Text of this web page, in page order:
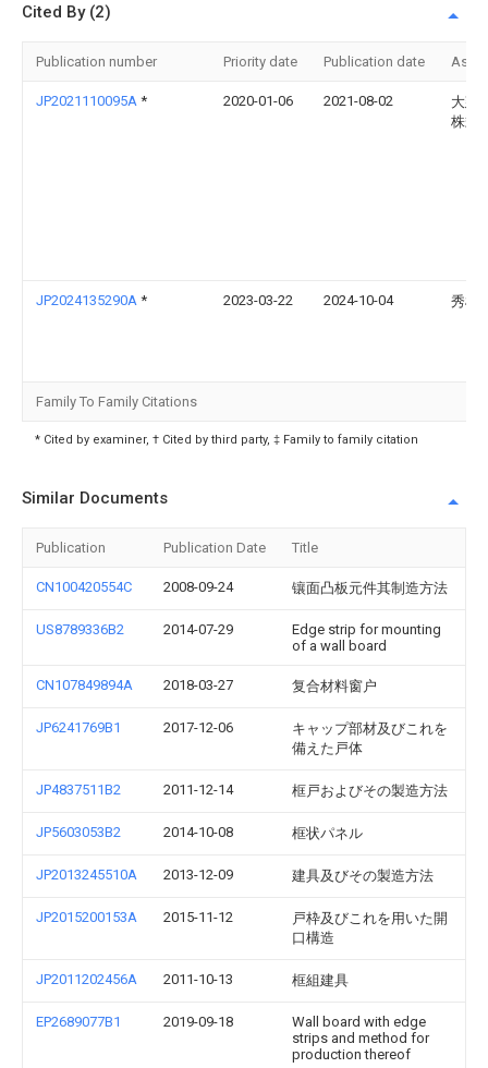
Cited By (2)
Publication number Priority date Publication date
JP2021110095A * 2020-01-06 2021-08-02
大建
株式
JP2024135290A * 2023-03-22 2024-10-04 秀雄
Family To Family Citations
* Cited by examiner, † Cited by third party, ‡ Family to family citation
Similar Documents
Publication Publication Date Title
CN100420554C 2008-09-24 镶面凸板元件其制造方法
US8789336B2 2014-07-29
Edge strip for mounting
of a wall board
CN107849894A 2018-03-27 复合材料窗户
JP6241769B1 2017-12-06
キャップ部材及びこれを
備えた戸体
JP4837511B2 2011-12-14 框戸およびその製造方法
JP5603053B2 2014-10-08 框状パネル
JP2013245510A 2013-12-09 建具及びその製造方法
JP2015200153A 2015-11-12
戸枠及びこれを用いた開
口構造
JP2011202456A 2011-10-13 框組建具
EP2689077B1 2019-09-18
Wall board with edge
strips and method for
production thereof